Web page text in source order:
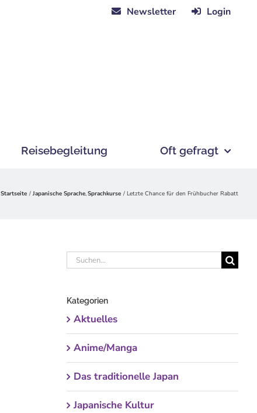
Newsletter Login
Reisebegleitung Oft gefragt
Startseite Japanische Sprache Sprachkurse Letzte Chance für den Frühbucher Rabatt
Suche
Kategorien
Aktuelles
Anime/Manga
Das traditionelle Japan
Japanische Kultur